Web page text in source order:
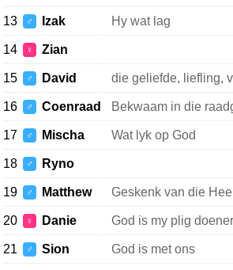
13 ♂ Izak Hy wat lag
14 ♀ Zian
15 ♂ David die geliefde, liefling,
16 ♂ Coenraad Bekwaam in die
17 ♂ Mischa Wat lyk op God
18 ♂ Ryno
19 ♂ Matthew Geskenk van die
20 ♀ Danie God is my plig doener
21 ♂ Sion God is met ons